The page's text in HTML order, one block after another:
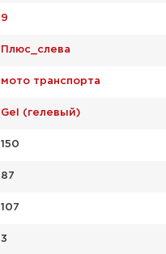
9
Плюс_слева
мото транспорта
Gel (гелевый)
150
87
107
3